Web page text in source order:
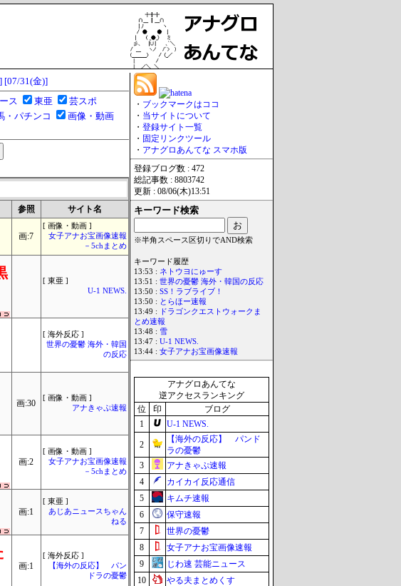
[07/31(金)]
ス 東亜
芸スポ
・パチンコ
画像・動画
参照 サイト名
画:7
[ 画像・動画 ]
女子アナお宝画像速報
－5chまとめ
[ 東亜 ]
U-1 NEWS.
[ 海外反応 ]
世界の憂鬱 海外・韓国
の反応
画:30
[ 画像・動画 ]
アナきゃぷ速報
画:2
[ 画像・動画 ]
女子アナお宝画像速報
－5chまとめ
画:1
[ 東亜 ]
あじあニュースちゃん
ねる
画:1
[ 海外反応 ]
【海外の反応】 パン
ドラの憂鬱
・ ブックマークはココ
・ 当サイトについて
・ 登録サイト一覧
・ 固定リンクツール
・ アナグロあんてな スマホ版
登録ブログ数 : 472
総記事数 : 8803742
更新 : 08/06(木)13:51
キーワード検索
※半角スペース区切りでAND検索
キーワード履歴
13:53 : ネトウヨにゅーす
13:51 : 世界の憂鬱 海外・韓国の反応
13:50 : SS！ラブライブ！
13:50 : とらほー速報
13:49 :
ドラゴンクエストウォークま
とめ速報
13:48 : 雪
13:47 : U-1 NEWS.
13:44 : 女子アナお宝画像速報
アナグロあんてな
逆アクセスランキング
位
印
ブログ
1
U-1 NEWS.
2
【海外の反応】 パンド
ラの憂鬱
3
アナきゃぷ速報
4
カイカイ反応通信
5
キムチ速報
6
保守速報
7
世界の憂鬱
8
女子アナお宝画像速報
9
じわ速 芸能ニュース
10
やる夫まとめくす